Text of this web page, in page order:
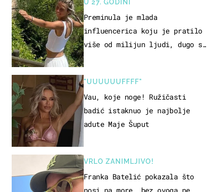
U 27. GODINI
Preminula je mlada
influencerica koju je pratilo
više od milijun ljudi, dugo se
"UUUUUUFFFF"
Vau, koje noge! Ružičasti
badić istaknuo je najbolje
adute Maje Šuput
VRLO ZANIMLJIVO!
Franka Batelić pokazala što
nosi na more, bez ovoga ne